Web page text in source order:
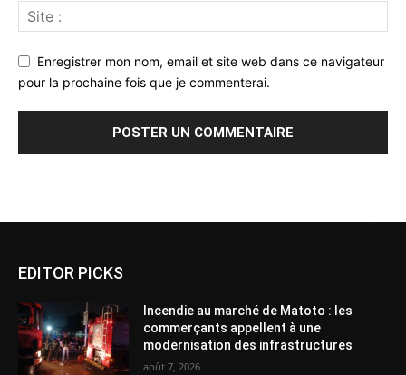
Enregistrer mon nom, email et site web dans ce navigateur
pour la prochaine fois que je commenterai.
EDITOR PICKS
Incendie au marché de Matoto : les
commerçants appellent à une
modernisation des infrastructures
août 7, 2026